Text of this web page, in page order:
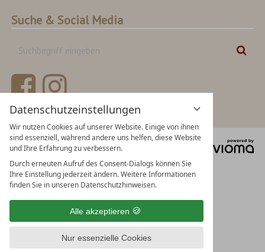
Datenschutzeinstellungen
Wir nutzen Cookies auf unserer Website. Einige von ihnen
sind essenziell, während andere uns helfen, diese Website
und Ihre Erfahrung zu verbessern.
Durch erneuten Aufruf des Consent-Dialogs können Sie
Ihre Einstellung jederzeit ändern. Weitere Informationen
finden Sie in unseren Datenschutzhinweisen.
Alle akzeptieren
Nur essenzielle Cookies
Suche & Social Media